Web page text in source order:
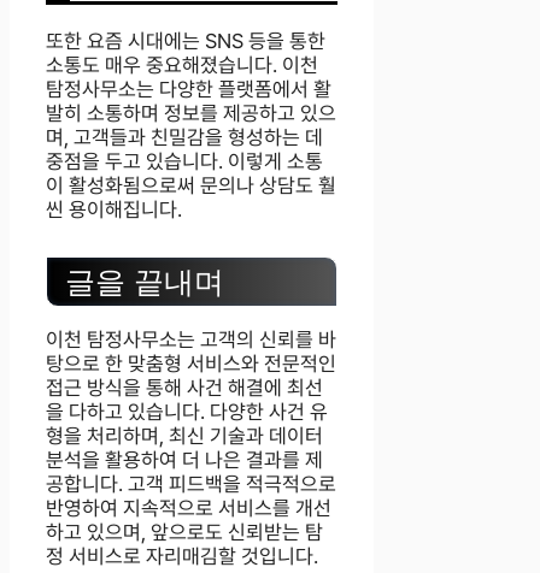
또한 요즘 시대에는 SNS 등을 통한
소통도 매우 중요해졌습니다. 이천
탐정사무소는 다양한 플랫폼에서 활
발히 소통하며 정보를 제공하고 있으
며, 고객들과 친밀감을 형성하는 데
중점을 두고 있습니다. 이렇게 소통
이 활성화됨으로써 문의나 상담도 훨
씬 용이해집니다.
글을 끝내며
이천 탐정사무소는 고객의 신뢰를 바
탕으로 한 맞춤형 서비스와 전문적인
접근 방식을 통해 사건 해결에 최선
을 다하고 있습니다. 다양한 사건 유
형을 처리하며, 최신 기술과 데이터
분석을 활용하여 더 나은 결과를 제
공합니다. 고객 피드백을 적극적으로
반영하여 지속적으로 서비스를 개선
하고 있으며, 앞으로도 신뢰받는 탐
정 서비스로 자리매김할 것입니다.